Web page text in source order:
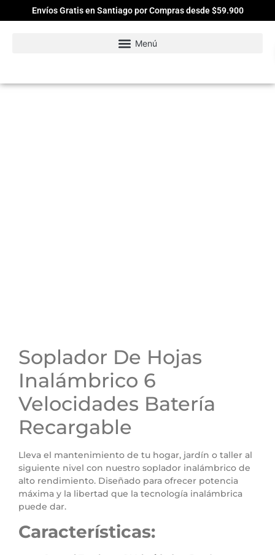
Envíos Gratis en Santiago por Compras desde $59.900
Soplador De Hojas
Inalámbrico 6
Velocidades Batería
Recargable
Lleva el mantenimiento de tu hogar, jardín o taller al
siguiente nivel con nuestro soplador inalámbrico de
alto rendimiento. Diseñado para ofrecer potencia
máxima y la libertad que la tecnología inalámbrica
puede dar.
Características: